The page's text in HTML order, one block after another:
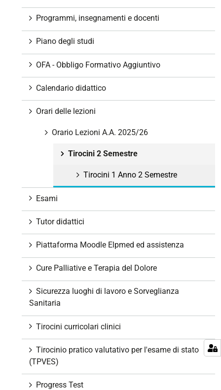
Programmi, insegnamenti e docenti
Piano degli studi
OFA - Obbligo Formativo Aggiuntivo
Calendario didattico
Orari delle lezioni
Orario Lezioni A.A. 2025/26
Tirocini 2 Semestre
Tirocini 1 Anno 2 Semestre
Esami
Tutor didattici
Piattaforma Moodle Elpmed ed assistenza
Cure Palliative e Terapia del Dolore
Sicurezza luoghi di lavoro e Sorveglianza
Sanitaria
Tirocini curricolari clinici
Tirocinio pratico valutativo per l'esame di stato
(TPVES)
Progress Test